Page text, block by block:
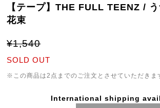
【テープ】THE FULL TEENZ /
花束
¥1,540
SOLD OUT
※この商品は2点までのご注文とさせていただきま
International shipping